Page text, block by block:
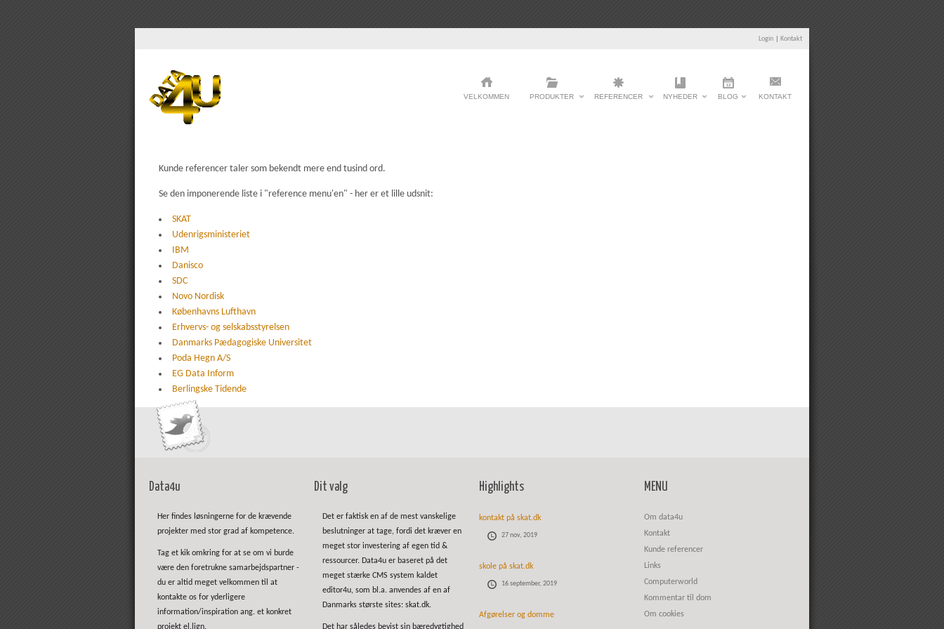
Login Kontakt
VELKOMMEN PRODUKTER REFERENCER NYHEDER BLOG KONTAKT
Kunde referencer taler som bekendt mere end tusind ord.
Se den imponerende liste i "reference menu'en" - her er et lille udsnit:
SKAT
Udenrigsministeriet
IBM
Danisco
SDC
Novo Nordisk
Københavns Lufthavn
Erhvervs- og selskabsstyrelsen
Danmarks Pædagogiske Universitet
Poda Hegn A/S
EG Data Inform
Berlingske Tidende
Data4u
Her findes løsningerne for de krævende
projekter med stor grad af kompetence.
Tag et kik omkring for at se om vi burde
være den foretrukne samarbejdspartner -
du er altid meget velkommen til at
kontakte os for yderligere
information/inspiration ang. et konkret
projekt el.lign.
Dit valg
Det er faktisk en af de mest vanskelige
beslutninger at tage, fordi det kræver en
meget stor investering af egen tid &
ressourcer. Data4u er baseret på det
meget stærke CMS system kaldet
editor4u, som bl.a. anvendes af en af
Danmarks største sites: skat.dk.
Det har således bevist sin bæredygtighed
Highlights
kontakt på skat.dk
27 nov, 2019
skole på skat.dk
16 september, 2019
Afgørelser og domme
MENU
Om data4u
Kontakt
Kunde referencer
Links
Computerworld
Kommentar til dom
Om cookies